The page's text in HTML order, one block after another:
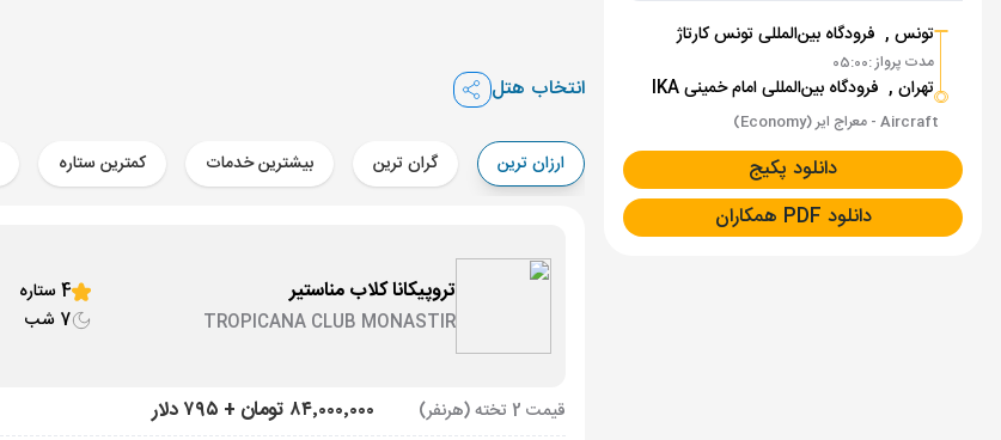
تونس , فرودگاه بین‌المللی تونس کارتاژ
TUNمدت پرواز :05:00
تهران , فرودگاه بین‌المللی امام خمینی IKA
Aircraft - معراج ایر (Economy)
دانلود پکیج
دانلود PDF همکاران
انتخاب هتل
ارزان ترین گران ترین بیشترین خدمات کمترین ستاره
تروپیکانا کلاب مناستیر
TROPICANA CLUB MONASTIR
4 ستاره
7 شب
قیمت 2 تخته (هرنفر) ۸۴٬۰۰۰٬۰۰۰ تومان + ۷۹۵ دلار